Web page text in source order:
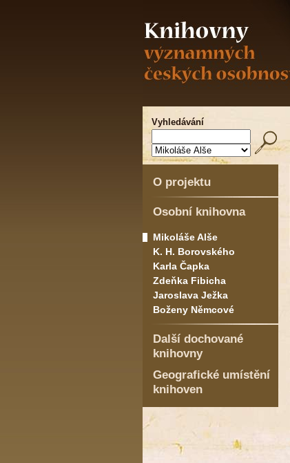
Vyhledávání
O projektu
Osobní knihovna
Mikoláše Alše
K. H. Borovského
Karla Čapka
Zdeňka Fibicha
Jaroslava Ježka
Boženy Němcové
Další dochované
knihovny
Geografické umístění
knihoven